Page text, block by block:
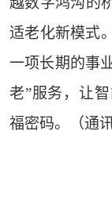
适老化新模式
一项长期的事
老”服务，让
福密码。（通